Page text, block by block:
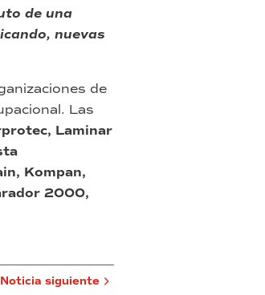
de una
nuevas
de
Las
Laminar
Kompan,
2000,
Noticia siguiente